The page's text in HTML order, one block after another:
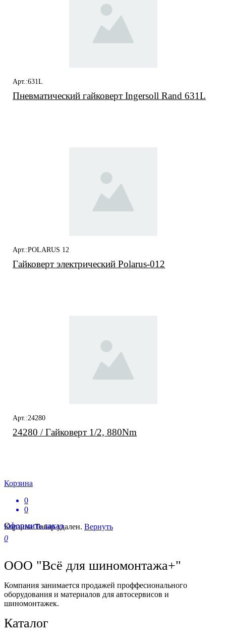
Арт.:631L
Пневматический гайковерт Ingersoll Rand 631L
Арт.:POLARUS 12
Гайковерт электрический Polarus-012
Арт.:24280
24280 / Гайковерт 1/2, 880Nm
Корзина
0
0
Корзина Товар удален. Вернуть
0
Оформить заказ
ООО "Всё для шиномонтажа+"
Компания занимается продажей проффесионального
оборудования и материалов для автосервисов и
шиномонтажек.
Каталог